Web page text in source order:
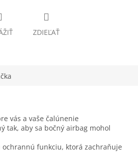
ZDIEĽAŤ
vás a vaše čalúnenie
tak, aby sa bočný airbag mohol
funkciu, ktorá zachraňuje